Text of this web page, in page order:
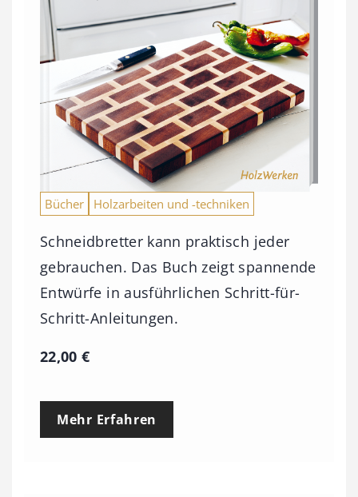
Bücher Holzarbeiten und -techniken
Schneidbretter kann praktisch jeder
gebrauchen. Das Buch zeigt spannende
Entwürfe in ausführlichen Schritt-für-
Schritt-Anleitungen.
22,00€
Mehr Erfahren